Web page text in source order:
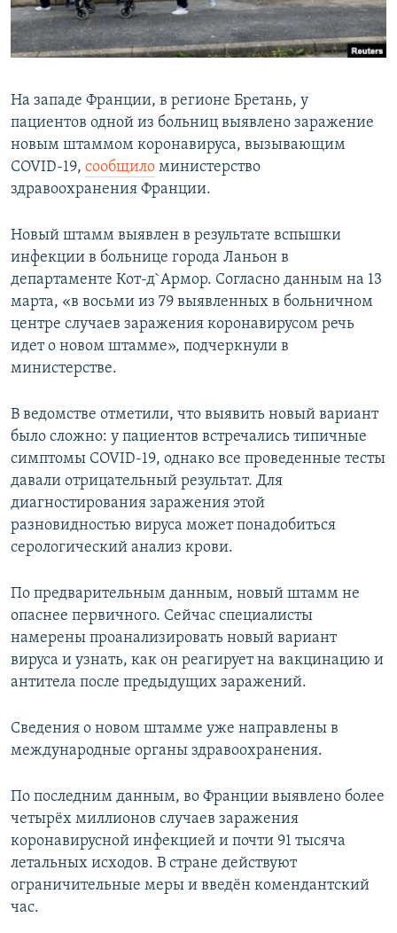
На западе Франции, в регионе Бретань, у
пациентов одной из больниц выявлено заражение
новым штаммом коронавируса, вызывающим
COVID-19, сообщило министерство
здравоохранения Франции.
Новый штамм выявлен в результате вспышки
инфекции в больнице города Ланьон в
департаменте Кот-д`Армор. Согласно данным на 13
марта, «в восьми из 79 выявленных в больничном
центре случаев заражения коронавирусом речь
идет о новом штамме», подчеркнули в
министерстве.
В ведомстве отметили, что выявить новый вариант
было сложно: у пациентов встречались типичные
симптомы COVID-19, однако все проведенные тесты
давали отрицательный результат. Для
диагностирования заражения этой
разновидностью вируса может понадобиться
серологический анализ крови.
По предварительным данным, новый штамм не
опаснее первичного. Сейчас специалисты
намерены проанализировать новый вариант
вируса и узнать, как он реагирует на вакцинацию и
антитела после предыдущих заражений.
Сведения о новом штамме уже направлены в
международные органы здравоохранения.
По последним данным, во Франции выявлено более
четырёх миллионов случаев заражения
коронавирусной инфекцией и почти 91 тысяча
летальных исходов. В стране действуют
ограничительные меры и введён комендантский
час.